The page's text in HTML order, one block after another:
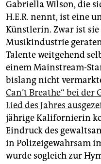
fragen & hilfe
unterstützen
abo
genossenschaft
epaper login
Gabriella Wilson, die
H.E.R. nennt, ist eine
Künstlerin. Zwar ist sie
Musikindustrie
Talente weitgehend
einem Mainstream-
bislang nicht
Can’t Breathe“ bei
Lied des Jahres
jährige Kalifornierin
Eindruck des
in Polizeigewahrsam
wurde sogleich zur